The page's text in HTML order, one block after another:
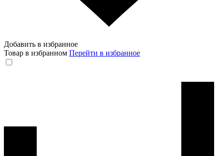
Добавить в избранное
Товар в избранном Перейти в избранное